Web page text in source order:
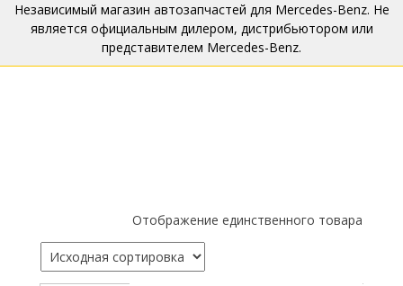
Независимый магазин автозапчастей для Mercedes-Benz. Не
является официальным дилером, дистрибьютором или
представителем Mercedes-Benz.
Отображение единственного товара